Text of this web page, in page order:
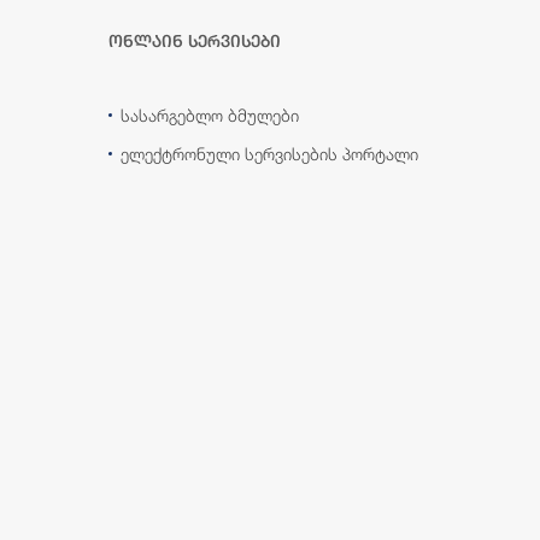
ონლაინ სერვისები
სასარგებლო ბმულები
ელექტრონული სერვისების პორტალი